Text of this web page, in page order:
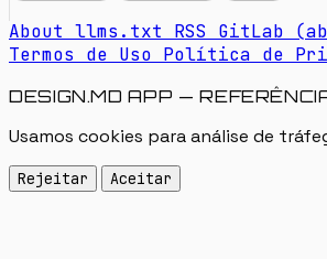
About llms.txt RSS GitLab
Termos de Uso Política de
DESIGN.MD APP —
Usamos cookies para análise de
Rejeitar Aceitar